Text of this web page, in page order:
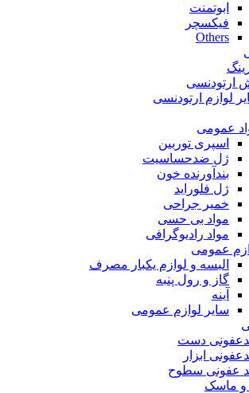
ابوتمنت
فیکسچر
Others
ارتودنسی
لوازم ارتودنسی
عمومی
اسپری توربین
ژل ضدحساسیت
بندآورنده خون
ژل فلوراید
خمیر جراحی
مواد بی حسی
مواد رادیوگرافی
عمومی
البسه و لوازم یکبار مصرف
گاز و رول پنبه
آینه
سایر لوازم عمومی
دست
ابزار
عفونی سطوح
ماسک